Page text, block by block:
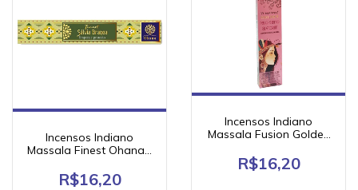
Incensos Indiano
Massala Finest Ohana -
R$16,20
Incensos Indiano
Massala Fusion Golden
15g
R$16,20